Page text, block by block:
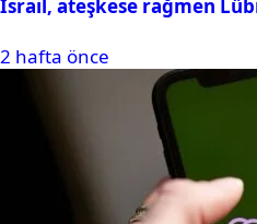
İsrail, ateşkese rağmen
2 hafta önce